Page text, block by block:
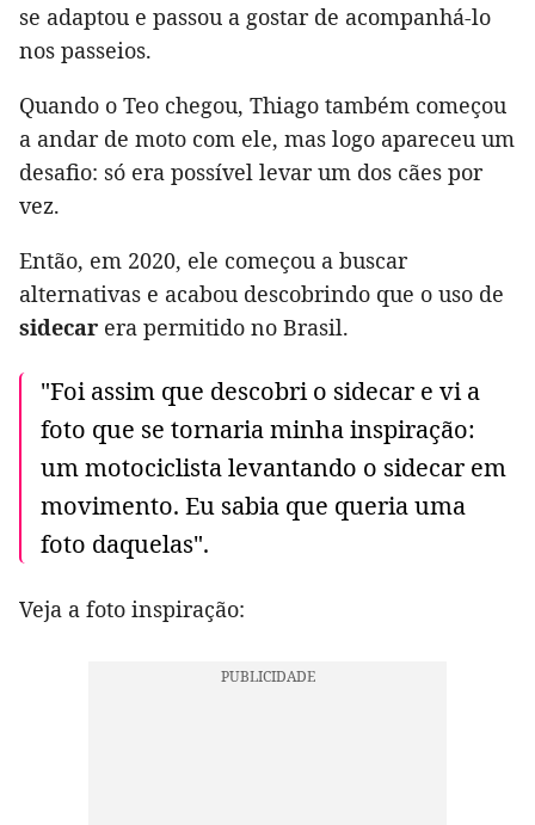
se adaptou e passou a gostar de acompanhá-lo
nos passeios.
Quando o Teo chegou, Thiago também começou
a andar de moto com ele, mas logo apareceu um
desafio: só era possível levar um dos cães por
vez.
Então, em 2020, ele começou a buscar
alternativas e acabou descobrindo que o uso de
sidecar era permitido no Brasil.
"Foi assim que descobri o sidecar e vi a
foto que se tornaria minha inspiração:
um motociclista levantando o sidecar em
movimento. Eu sabia que queria uma
foto daquelas".
Veja a foto inspiração: